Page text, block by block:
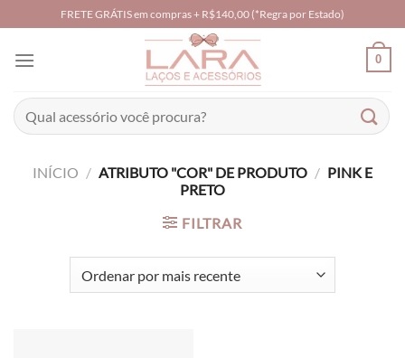
to
content
FRETE GRÁTIS em compras + R$140,00 (*Regra por Estado)
0
Pesquisar
por:
INÍCIO / ATRIBUTO "COR" DE PRODUTO / PINK E
PRETO
FILTRAR